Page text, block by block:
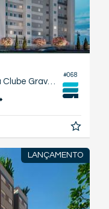
#068
Apartamento no Edifício Reserva Clube Gravataí
LANÇAMENTO